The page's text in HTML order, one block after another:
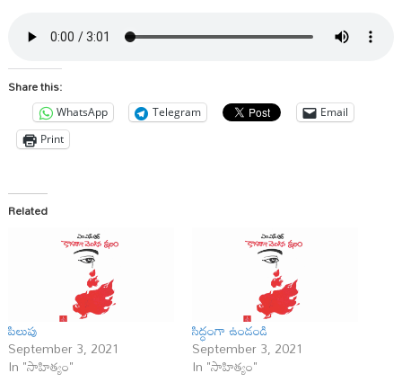
Share this:
WhatsApp Telegram
Email
Print
Related
పిలుపు
September 3, 2021
In "సాహిత్యం"
సిద్ధంగా ఉండండి
September 3, 2021
In "సాహిత్యం"